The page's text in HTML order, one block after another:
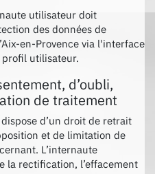
utilisateur doit
des données de
en-Provence via l'interface
profil utilisateur.
d’oubli,
de traitement
d’un droit de retrait
et de limitation de
L’internaute
la rectification, l’effacement